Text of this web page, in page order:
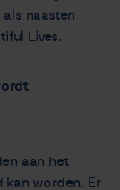
naasten
Lives.
aan het
worden. Er